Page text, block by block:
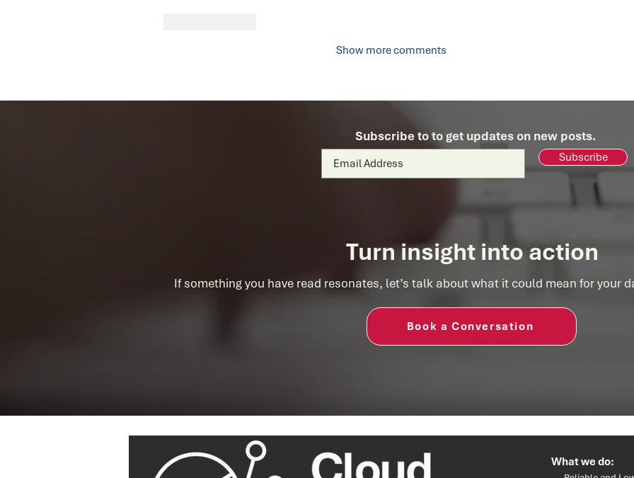
Show more comments
Subscribe
Subscribe to to get updates on new posts.
Turn insight into action
If something you have read resonates, let’s talk about what it could mean for your
Book a Conversation
What we do: